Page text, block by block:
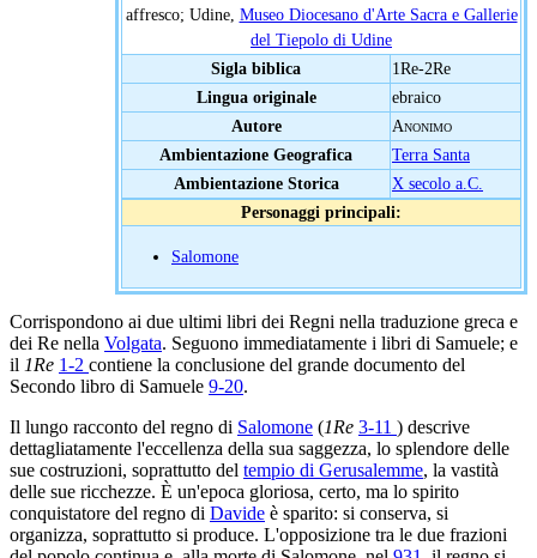
affresco; Udine, Museo Diocesano d'Arte Sacra e Gallerie
del Tiepolo di Udine
Sigla biblica
1Re-2Re
Lingua originale
ebraico
Autore
Anonimo
Ambientazione Geografica
Terra Santa
Ambientazione Storica
X secolo a.C.
Personaggi principali:
Salomone
Corrispondono ai due ultimi libri dei Regni nella traduzione greca e
dei Re nella Volgata. Seguono immediatamente i libri di Samuele; e
il 1Re 1-2 contiene la conclusione del grande documento del
Secondo libro di Samuele 9-20.
Il lungo racconto del regno di Salomone (1Re 3-11 ) descrive
dettagliatamente l'eccellenza della sua saggezza, lo splendore delle
sue costruzioni, soprattutto del tempio di Gerusalemme, la vastità
delle sue ricchezze. È un'epoca gloriosa, certo, ma lo spirito
conquistatore del regno di Davide è sparito: si conserva, si
organizza, soprattutto si produce. L'opposizione tra le due frazioni